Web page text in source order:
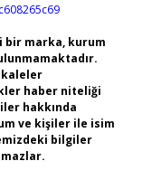
bir marka, kurum
haber niteliği
hakkında
ve kişiler ile isim
bilgiler